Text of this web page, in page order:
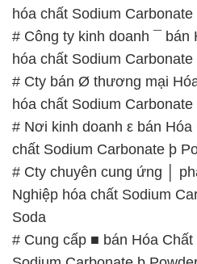
hóa chất Sodium
# Công ty kinh doanh ¯ bán
hóa chất Sodium
# Cty bán Ø thương mại
hóa chất Sodium
# Nơi kinh doanh ε bán
chất Sodium Carbonate þ
# Cty chuyên cung ứng │
Nghiệp hóa chất Sodium
Soda
# Cung cấp ■ bán Hóa